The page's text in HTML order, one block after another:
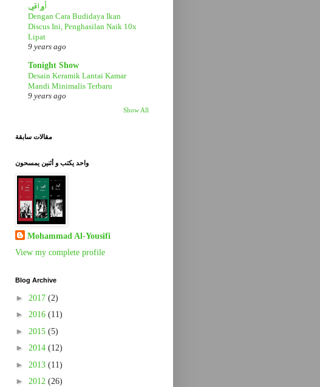
أوراقي
Dengan Cara Budidaya Ikan
Discus Ini, Penghasilan Naik 10x
Lipat
9 years ago
Tonight Show
Desain Keramik Lantai Kamar
Mandi Minimalis Terbaru
9 years ago
Show All
مقالات سابقة
واحد يكتب و أثنين يمسحون
Mohammad Al-Yousifi
View my complete profile
Blog Archive
► 2017 (2)
► 2016 (11)
► 2015 (5)
► 2014 (12)
► 2013 (11)
► 2012 (26)